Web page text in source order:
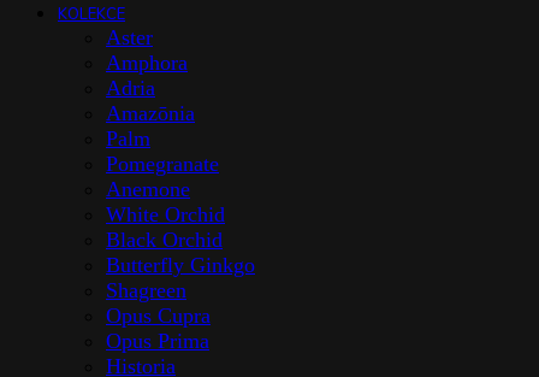
KOLEKCE
Aster
Amphora
Adria
Amazōnia
Palm
Pomegranate
Anemone
White Orchid
Black Orchid
Butterfly Ginkgo
Shagreen
Opus Cupra
Opus Prima
Historia